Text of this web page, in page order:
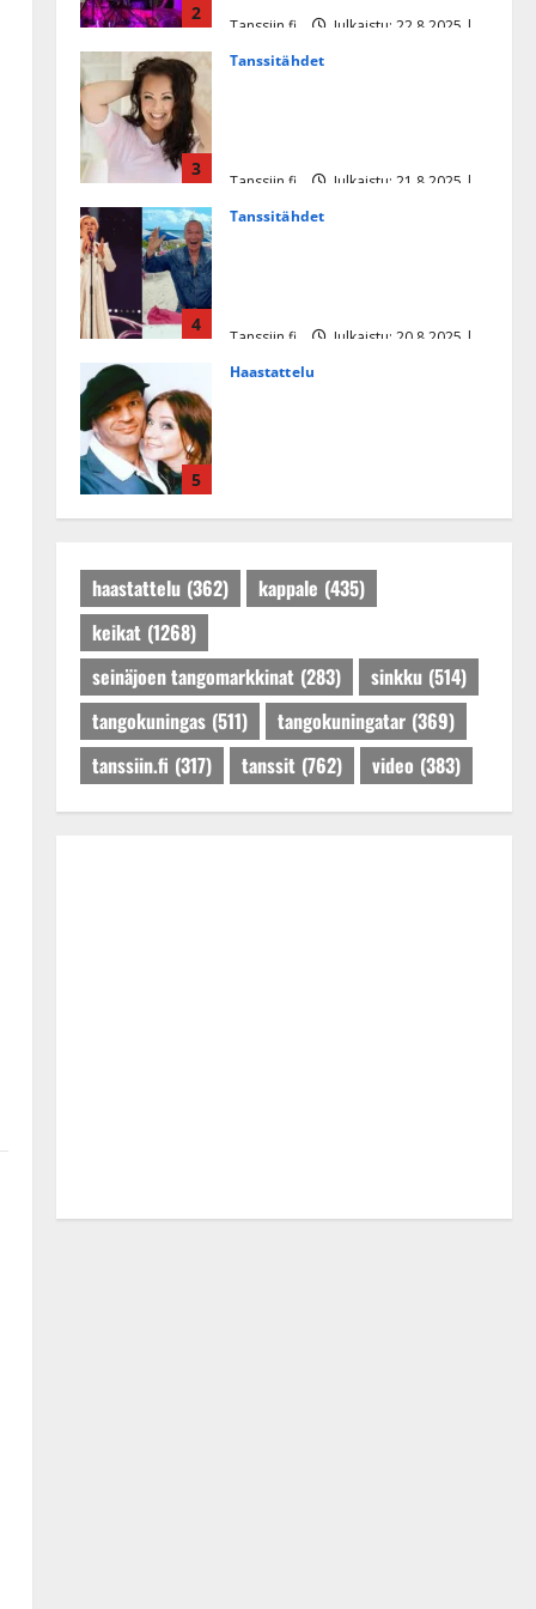
2
Tanssiin.fi
Julkaistu: 22.8.2025 |
3
Tanssitähdet
Tanssiin.fi
Julkaistu: 21.8.2025 |
4
Tanssitähdet
Tanssiin.fi
Julkaistu: 20.8.2025 |
5
Haastattelu
Tanssiin.fi
Julkaistu: 27.4.2025 |
haastattelu (362) kappale (435)
keikat (1268)
seinäjoen tangomarkkinat (283) sinkku (514)
tangokuningas (511) tangokuningatar (369)
tanssiin.fi (317) tanssit (762) video (383)